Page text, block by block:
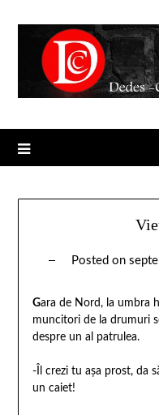
Posted on
Gara de Nord, la umbra
muncitori de la drumuri
despre un al patrulea.
-Îl crezi tu așa prost, da
un caiet!